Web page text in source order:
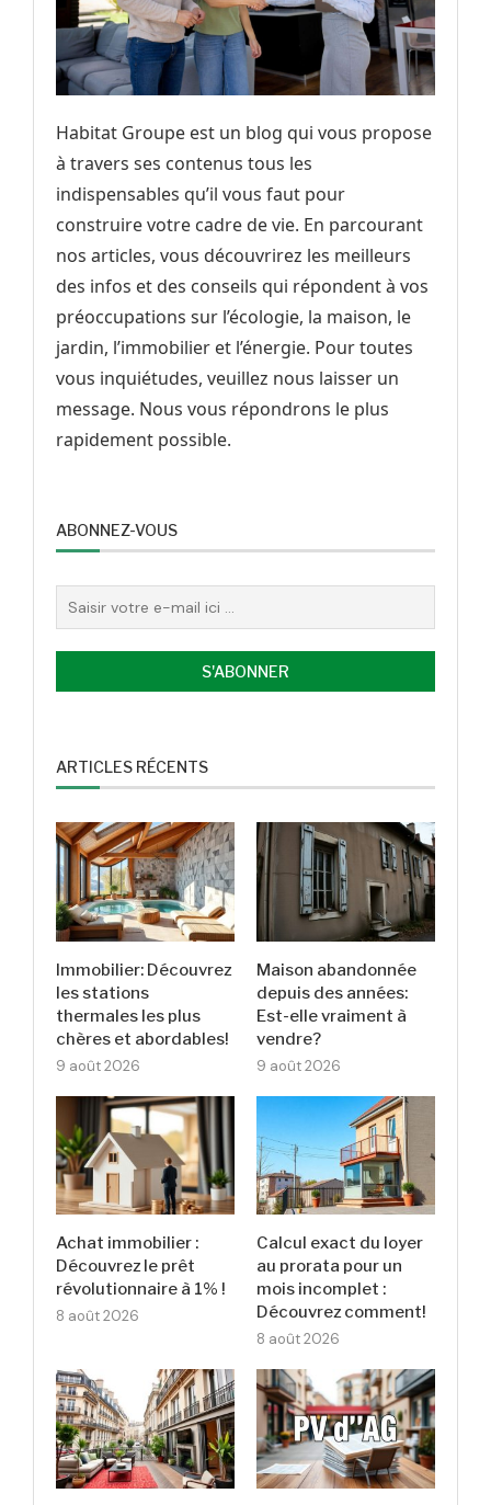
Habitat Groupe est un blog qui vous propose
à travers ses contenus tous les
indispensables qu’il vous faut pour
construire votre cadre de vie. En parcourant
nos articles, vous découvrirez les meilleurs
des infos et des conseils qui répondent à vos
préoccupations sur l’écologie, la maison, le
jardin, l’immobilier et l’énergie. Pour toutes
vous inquiétudes, veuillez nous laisser un
message. Nous vous répondrons le plus
rapidement possible.
ABONNEZ-VOUS
ARTICLES RÉCENTS
Immobilier: Découvrez
les stations
thermales les plus
chères et abordables!
9 août 2026
Maison abandonnée
depuis des années:
Est-elle vraiment à
vendre?
9 août 2026
Achat immobilier :
Découvrez le prêt
révolutionnaire à 1% !
8 août 2026
Calcul exact du loyer
au prorata pour un
mois incomplet :
Découvrez comment!
8 août 2026